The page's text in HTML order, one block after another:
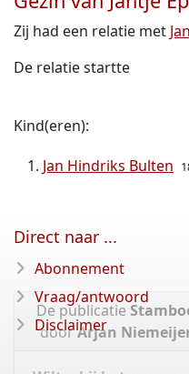
Zij had een relatie met
De relatie startte
Kind(eren):
Jan Hindriks Bulten
De publicatie
doorArjan
Direct naar ...
Abonnement
Vraag/antwoord
Disclaimer